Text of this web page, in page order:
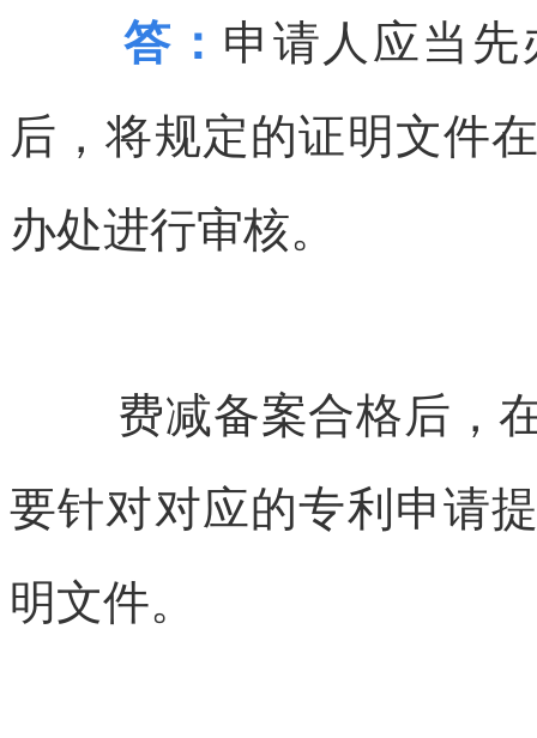
答： 申请人应当
后，将规定的证明文件
办处进行审核。
费减备案合格后，
要针对对应的专利申请
明文件。